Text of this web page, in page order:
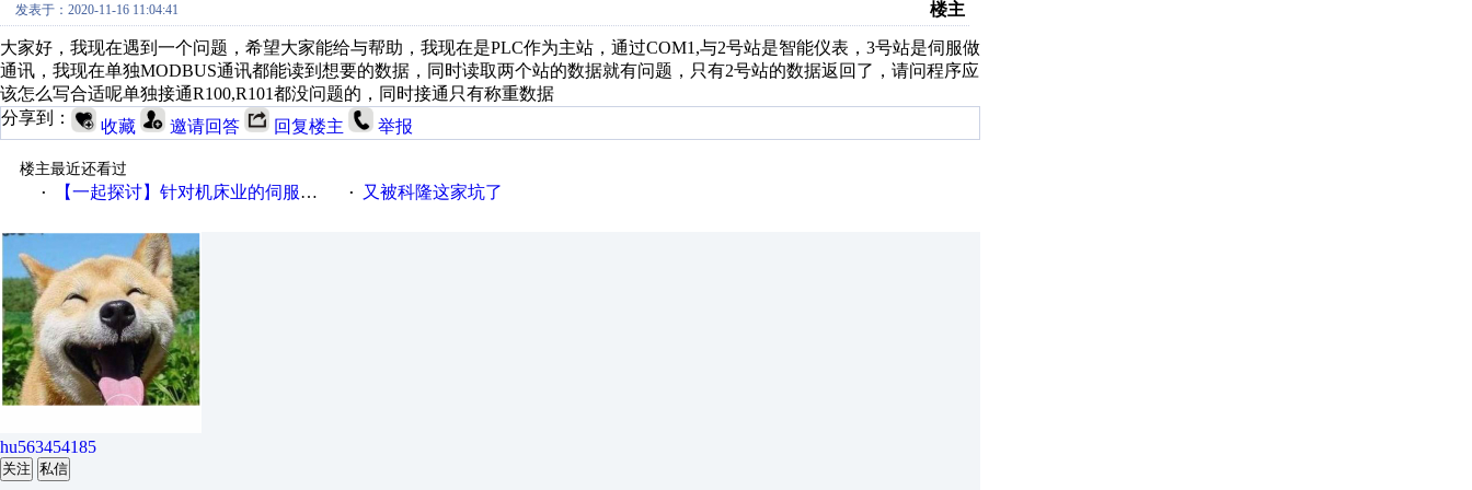
发表于：2020-11-16 11:04:41 楼主
大家好，我现在遇到一个问题，希望大家能给与帮助，我现在是PLC作为主站，通过COM1,与2号站是智能仪表，3号站是伺服做
通讯，我现在单独MODBUS通讯都能读到想要的数据，同时读取两个站的数据就有问题，只有2号站的数据返回了，请问程序应
该怎么写合适呢单独接通R100,R101都没问题的，同时接通只有称重数据
分享到：
收藏 邀请回答 回复楼主 举报
楼主最近还看过
·
【一起探讨】针对机床业的伺服系统发展，您的期望是什么？ · 又被科隆这家坑了
hu563454185
关注 私信